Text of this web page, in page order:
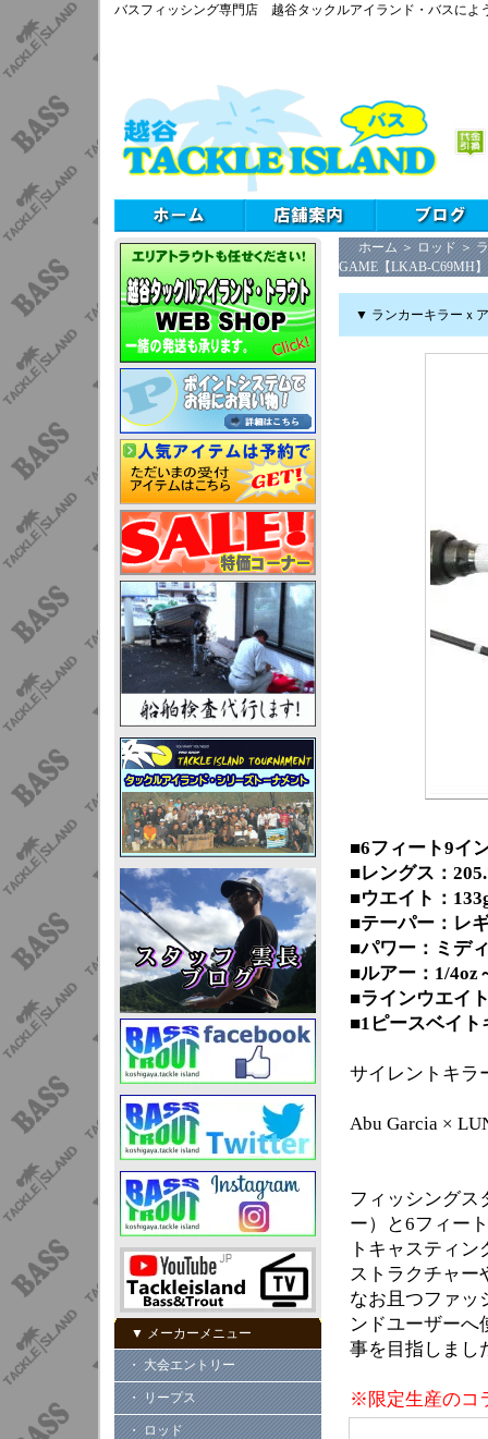
バスフィッシング専門店 越谷タックルアイランド・バスによ
▼ メーカーメニュー
・ 大会エントリー
・ リープス
・ ロッド
ホーム ＞ ロッド ＞
GAME【LKAB-C69MH】
▼ ランカーキラーｘ
■6フィート9イ
■レングス：
■ウエイト：
■テーパー：レ
■パワー：ミデ
■ルアー：1/4oz
■ラインウエイ
■1ピースベイ
サイレントキラ
Abu Garcia ×
フィッシングス
ー）と6フィー
トキャスティン
ストラクチャー
なお且つファッ
ンドユーザーへ
事を目指しまし
※限定生産のコ